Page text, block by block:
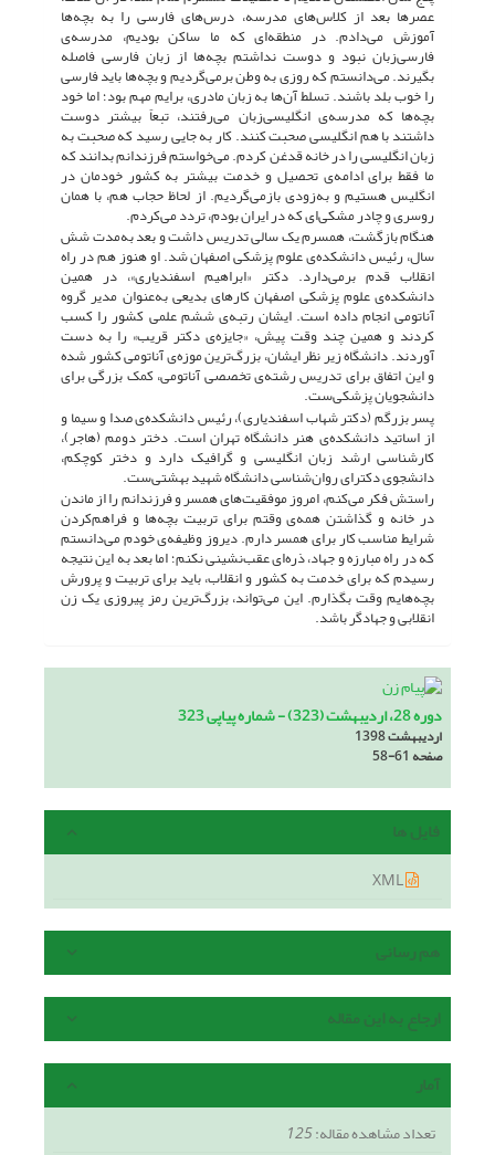
عصرها بعد از کلاس‌های مدرسه، درس‌های فارسی را به بچه‌ها
آموزش می‌دادم. در منطقه‌ای که ما ساکن بودیم، مدرسه‌ی
فارسی‌زبان نبود و دوست نداشتم بچه‌ها از زبان فارسی فاصله
بگیرند. می‌دانستم که روزی به وطن برمی‌گردیم و بچه‌ها باید فارسی
را خوب بلد باشند. تسلط آن‌ها به زبان مادری، برایم مهم بود؛ اما خود
بچه‌ها که مدرسه‌ی انگلیسی‌زبان می‌رفتند، تبعاً بیشتر دوست
داشتند با هم انگلیسی صحبت کنند. کار به جایی رسید که صحبت به
زبان انگلیسی را در خانه قدغن کردم. می‌خواستم فرزندانم بدانند که
ما فقط برای ادامه‌ی تحصیل و خدمت بیشتر به کشور خودمان در
انگلیس هستیم و به‌زودی بازمی‌گردیم. از لحاظ حجاب هم، با همان
روسری و چادر مشکی‌ای که در ایران بودم، تردد می‌کردم.
هنگام بازگشت، همسرم یک سالی تدریس داشت و بعد به‌مدت شش
سال، رئیس دانشکده‌ی علوم پزشکی اصفهان شد. او هنوز هم در راه
انقلاب قدم برمی‌دارد. دکتر «ابراهیم اسفندیاری»، در همین
دانشکده‌ی علوم پزشکی اصفهان کارهای بدیعی به‌عنوان مدیر گروه
آناتومى انجام داده است. ایشان رتبه‌ی ششم علمی کشور را کسب
کردند و همین چند وقت پیش، «جایزه‌ی دکتر قریب» را به دست
آوردند. دانشگاه زیر نظر ایشان، بزرگ‌ترین موزه‌ی آناتومی کشور شده
و این اتفاق برای تدریس رشته‌ی تخصصی آناتومی، کمک بزرگی برای
دانشجویان پزشکی‌ست.
پسر بزرگم (دکتر شهاب اسفندیاری)، رئیس دانشکده‌ی صدا و سیما و
از اساتید دانشکده‌ی هنر دانشگاه تهران است. دختر دومم (هاجر)،
کارشناسی ارشد زبان انگلیسی و گرافیک دارد و دختر کوچکم،
دانشجوی دکترای روان‌شناسی دانشگاه شهید بهشتی‌ست.
راستش فکر می‌کنم، امروز موفقیت‌های همسر و فرزندانم را از ماندن
در خانه‌ و گذاشتن همه‌ی وقتم برای تربیت بچه‌ها و فراهم‌کردن
شرایط مناسب کار برای همسر دارم. دیروز وظیفه‌ی خودم می‌دانستم
که در راه مبارزه و جهاد، ذره‌ای عقب‌نشینی نکنم؛ اما بعد به این نتیجه
رسیدم که برای خدمت به کشور و انقلاب، باید برای تربیت و پرورش
بچه‌هایم وقت بگذارم. این می‌تواند، بزرگ‌ترین رمز پیروزی یک زن
انقلابی و جهادگر باشد.
دوره 28، اردیبهشت (323) - شماره پیاپی 323
اردیبهشت 1398
صفحه58-61
فایل ها
هم رسانی
ارجاع به این مقاله
آمار
تعداد مشاهده مقاله:125